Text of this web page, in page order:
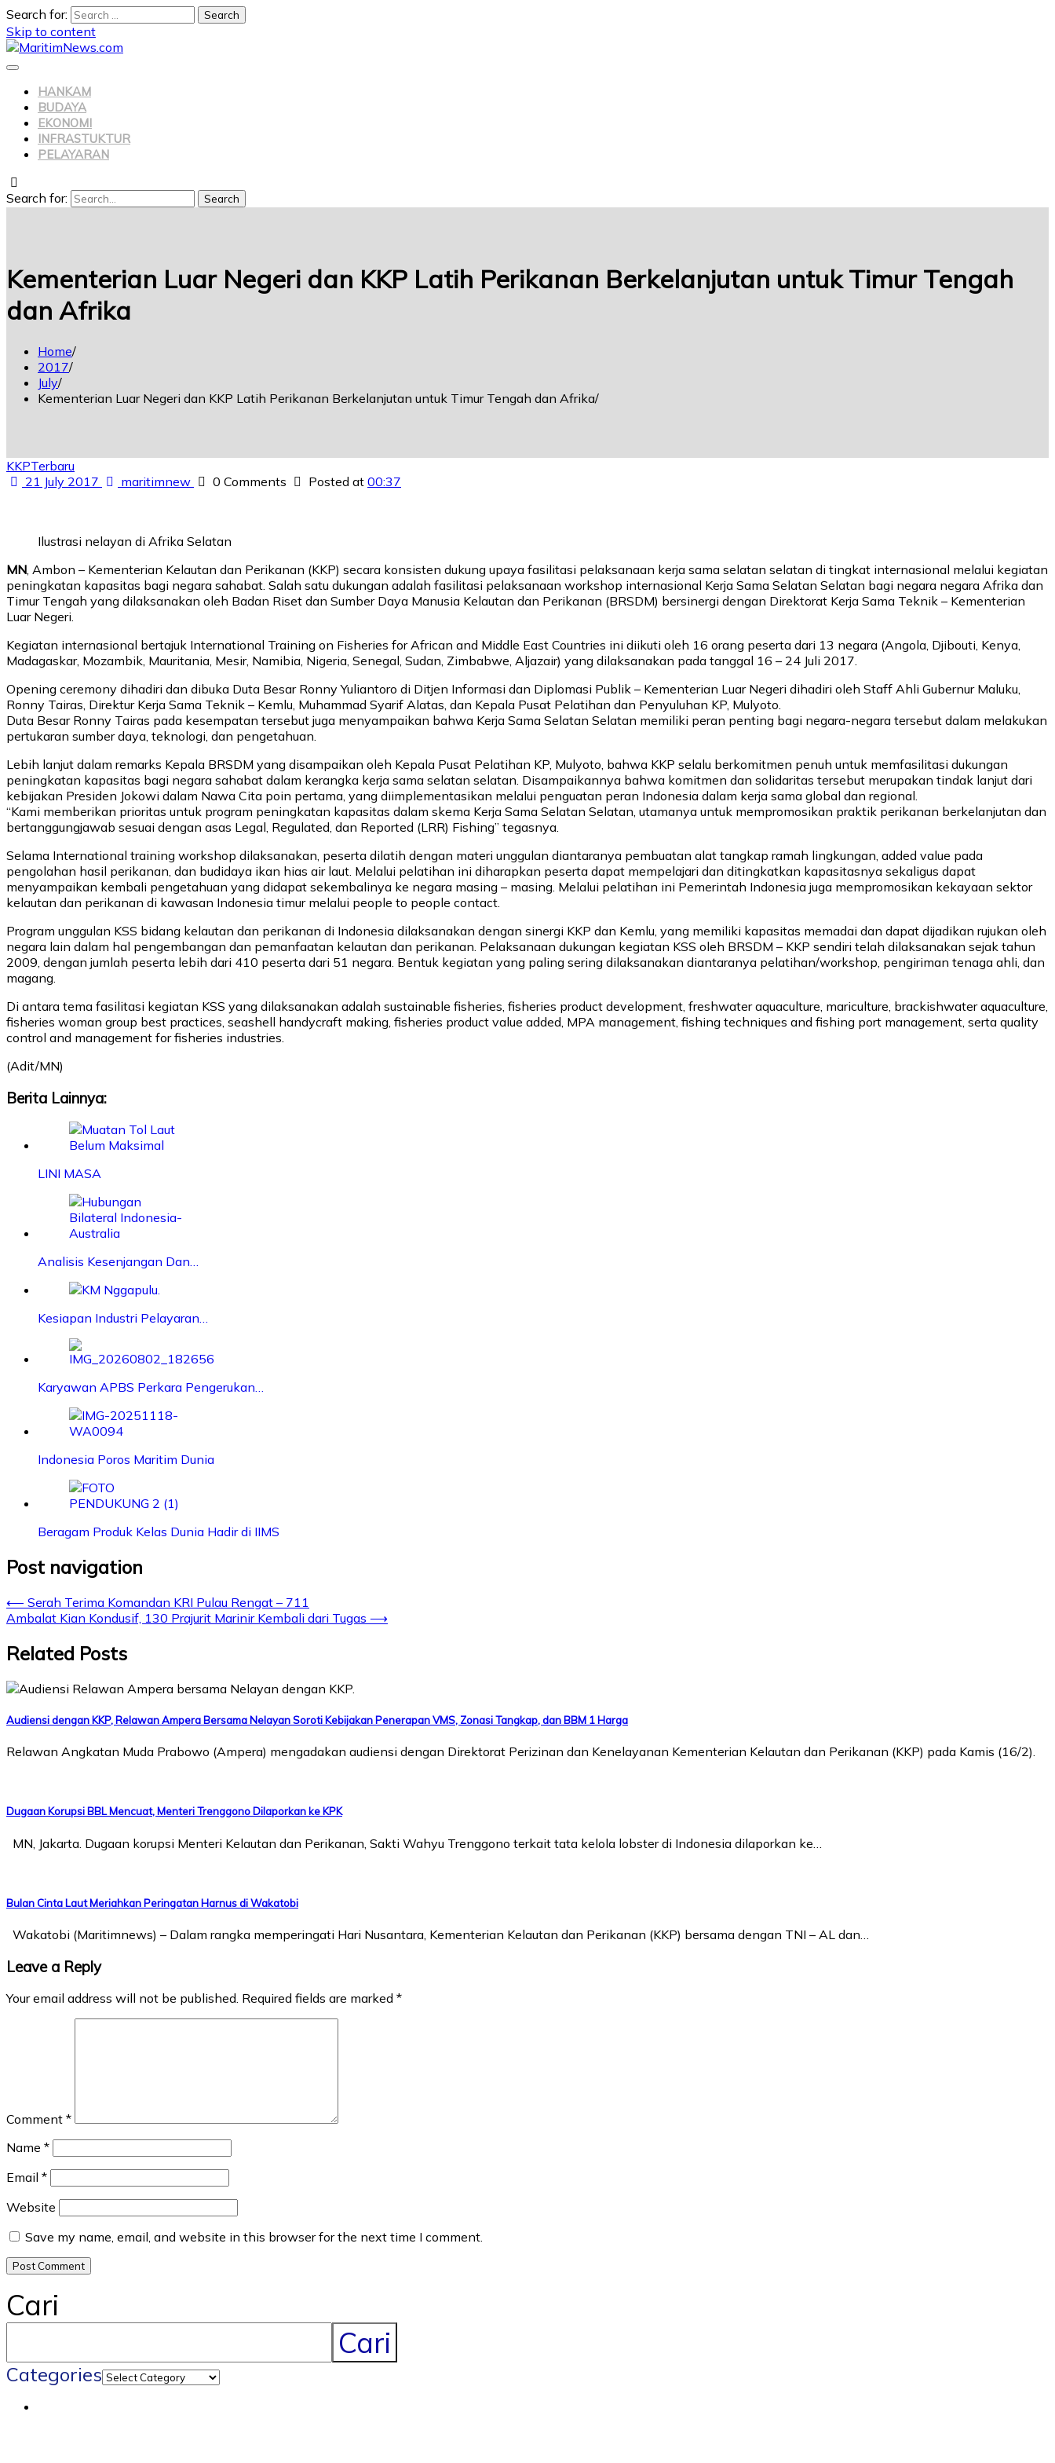
Search for:
Skip to content
HANKAM
BUDAYA
EKONOMI
INFRASTUKTUR
PELAYARAN
Search for: Search
Kementerian Luar Negeri dan KKP Latih Perikanan Berkelanjutan untuk Timur Tengah
dan Afrika
Home
2017
July
Kementerian Luar Negeri dan KKP Latih Perikanan Berkelanjutan untuk Timur Tengah dan Afrika
KKPTerbaru
21 July 2017
maritimnew 0 Comments Posted at 00:37
Ilustrasi nelayan di Afrika Selatan
MN , Ambon – Kementerian Kelautan dan Perikanan (KKP) secara konsisten dukung upaya fasilitasi pelaksanaan kerja sama selatan selatan di tingkat internasional melalui kegiatan
peningkatan kapasitas bagi negara sahabat. Salah satu dukungan adalah fasilitasi pelaksanaan workshop internasional Kerja Sama Selatan Selatan bagi negara negara Afrika dan
Timur Tengah yang dilaksanakan oleh Badan Riset dan Sumber Daya Manusia Kelautan dan Perikanan (BRSDM) bersinergi dengan Direktorat Kerja Sama Teknik – Kementerian
Luar Negeri.
Kegiatan internasional bertajuk International Training on Fisheries for African and Middle East Countries ini diikuti oleh 16 orang peserta dari 13 negara (Angola, Djibouti, Kenya,
Madagaskar, Mozambik, Mauritania, Mesir, Namibia, Nigeria, Senegal, Sudan, Zimbabwe, Aljazair) yang dilaksanakan pada tanggal 16 – 24 Juli 2017.
Opening ceremony dihadiri dan dibuka Duta Besar Ronny Yuliantoro di Ditjen Informasi dan Diplomasi Publik – Kementerian Luar Negeri dihadiri oleh Staff Ahli Gubernur Maluku,
Ronny Tairas, Direktur Kerja Sama Teknik – Kemlu, Muhammad Syarif Alatas, dan Kepala Pusat Pelatihan dan Penyuluhan KP, Mulyoto.
Duta Besar Ronny Tairas pada kesempatan tersebut juga menyampaikan bahwa Kerja Sama Selatan Selatan memiliki peran penting bagi negara-negara tersebut dalam melakukan
pertukaran sumber daya, teknologi, dan pengetahuan.
Lebih lanjut dalam remarks Kepala BRSDM yang disampaikan oleh Kepala Pusat Pelatihan KP, Mulyoto, bahwa KKP selalu berkomitmen penuh untuk memfasilitasi dukungan
peningkatan kapasitas bagi negara sahabat dalam kerangka kerja sama selatan selatan. Disampaikannya bahwa komitmen dan solidaritas tersebut merupakan tindak lanjut dari
kebijakan Presiden Jokowi dalam Nawa Cita poin pertama, yang diimplementasikan melalui penguatan peran Indonesia dalam kerja sama global dan regional.
“Kami memberikan prioritas untuk program peningkatan kapasitas dalam skema Kerja Sama Selatan Selatan, utamanya untuk mempromosikan praktik perikanan berkelanjutan dan
bertanggungjawab sesuai dengan asas Legal, Regulated, dan Reported (LRR) Fishing” tegasnya.
Selama International training workshop dilaksanakan, peserta dilatih dengan materi unggulan diantaranya pembuatan alat tangkap ramah lingkungan, added value pada
pengolahan hasil perikanan, dan budidaya ikan hias air laut. Melalui pelatihan ini diharapkan peserta dapat mempelajari dan ditingkatkan kapasitasnya sekaligus dapat
menyampaikan kembali pengetahuan yang didapat sekembalinya ke negara masing – masing. Melalui pelatihan ini Pemerintah Indonesia juga mempromosikan kekayaan sektor
kelautan dan perikanan di kawasan Indonesia timur melalui people to people contact.
Program unggulan KSS bidang kelautan dan perikanan di Indonesia dilaksanakan dengan sinergi KKP dan Kemlu, yang memiliki kapasitas memadai dan dapat dijadikan rujukan oleh
negara lain dalam hal pengembangan dan pemanfaatan kelautan dan perikanan. Pelaksanaan dukungan kegiatan KSS oleh BRSDM – KKP sendiri telah dilaksanakan sejak tahun
2009, dengan jumlah peserta lebih dari 410 peserta dari 51 negara. Bentuk kegiatan yang paling sering dilaksanakan diantaranya pelatihan/workshop, pengiriman tenaga ahli, dan
magang.
Di antara tema fasilitasi kegiatan KSS yang dilaksanakan adalah sustainable fisheries, fisheries product development, freshwater aquaculture, mariculture, brackishwater aquaculture,
fisheries woman group best practices, seashell handycraft making, fisheries product value added, MPA management, fishing techniques and fishing port management, serta quality
control and management for fisheries industries.
(Adit/MN)
Berita Lainnya:
LINI MASA
Analisis Kesenjangan Dan…
Kesiapan Industri Pelayaran…
Karyawan APBS Perkara Pengerukan…
Indonesia Poros Maritim Dunia
Beragam Produk Kelas Dunia Hadir di IIMS
Post navigation
⟵ Serah Terima Komandan KRI Pulau Rengat – 711
Ambalat Kian Kondusif, 130 Prajurit Marinir Kembali dari Tugas ⟶
Related Posts
Audiensi dengan KKP, Relawan Ampera Bersama Nelayan Soroti Kebijakan Penerapan VMS, Zonasi Tangkap, dan BBM 1 Harga
Relawan Angkatan Muda Prabowo (Ampera) mengadakan audiensi dengan Direktorat Perizinan dan Kenelayanan Kementerian Kelautan dan Perikanan (KKP) pada Kamis (16/2).
Dugaan Korupsi BBL Mencuat, Menteri Trenggono Dilaporkan ke KPK
MN, Jakarta. Dugaan korupsi Menteri Kelautan dan Perikanan, Sakti Wahyu Trenggono terkait tata kelola lobster di Indonesia dilaporkan ke…
Bulan Cinta Laut Meriahkan Peringatan Harnus di Wakatobi
Wakatobi (Maritimnews) – Dalam rangka memperingati Hari Nusantara, Kementerian Kelautan dan Perikanan (KKP) bersama dengan TNI – AL dan…
Leave a Reply
Your email address will not be published. Required fields are marked *
Comment *
Name *
Email *
Website
Save my name, email, and website in this browser for the next time I comment.
Cari
Cari
Categories